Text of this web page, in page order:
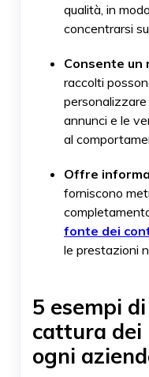
qualità, in
concentrarsi
Consente un
raccolti
annunci e le
al
Offre
forniscono
fonte dei
le prestazioni
5 esempi
cattura dei
ogni